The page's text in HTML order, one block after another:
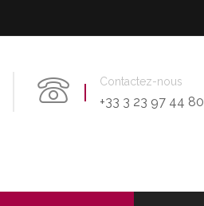
Contactez-nous
+33 3 23 97 44 80